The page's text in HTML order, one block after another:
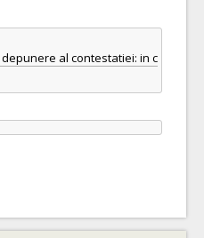
al contestatiei: in c